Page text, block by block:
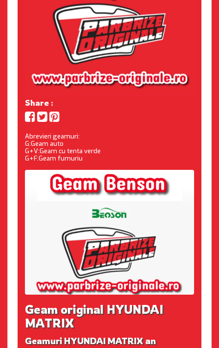
Share :
Abrevieri geamuri:
G:Geam auto
G+V:Geam cu tenta verde
G+F:Geam fumuriu
Geam original HYUNDAI
MATRIX
Geamuri HYUNDAI MATRIX an